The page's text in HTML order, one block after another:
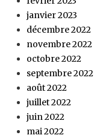
janvier 2023
décembre 2022
novembre 2022
octobre 2022
septembre 2022
août 2022
juillet 2022
juin 2022
mai 2022